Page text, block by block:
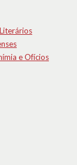
e Ofícios